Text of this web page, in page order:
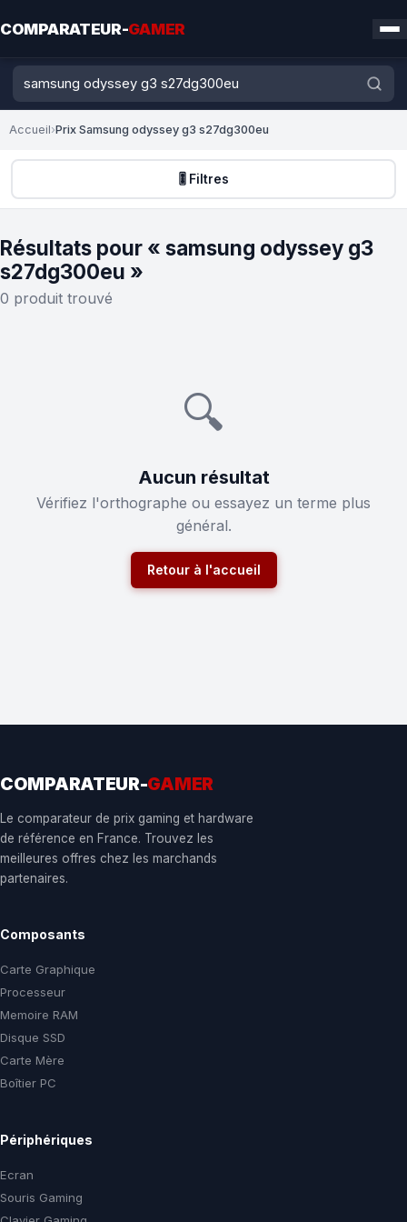
COMPARATEUR-GAMER
Accueil›Prix Samsung odyssey g3 s27dg300eu
🎚️ Filtres
Résultats pour « samsung odyssey g3
s27dg300eu »
0 produit trouvé
🔍
Aucun résultat
Vérifiez l'orthographe ou essayez un terme plus
général.
Retour à l'accueil
COMPARATEUR-GAMER
Le comparateur de prix gaming et hardware
de référence en France. Trouvez les
meilleures offres chez les marchands
partenaires.
Composants
Carte Graphique
Processeur
Memoire RAM
Disque SSD
Carte Mère
Boîtier PC
Périphériques
Ecran
Souris Gaming